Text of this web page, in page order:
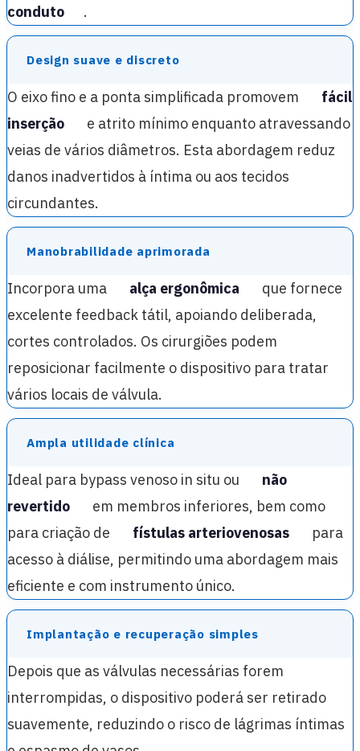
conduto
.
Design suave e discreto
O eixo fino e a ponta simplificada promovem
fácil
inserção
e atrito mínimo enquanto atravessando
veias de vários diâmetros. Esta abordagem reduz
danos inadvertidos à íntima ou aos tecidos
circundantes.
Manobrabilidade aprimorada
Incorpora uma alça ergonômica
que fornece
excelente feedback tátil, apoiando deliberada,
cortes controlados. Os cirurgiões podem
reposicionar facilmente o dispositivo para tratar
vários locais de válvula.
Ampla utilidade clínica
Ideal para bypass venoso in situ ou
não
revertido
em membros inferiores, bem como
para criação de
fístulas arteriovenosas
para
acesso à diálise, permitindo uma abordagem mais
eficiente e com instrumento único.
Implantação e recuperação simples
Depois que as válvulas necessárias forem
interrompidas, o dispositivo poderá ser retirado
suavemente, reduzindo o risco de lágrimas íntimas